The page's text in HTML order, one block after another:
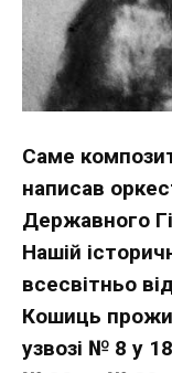
Саме
написав
Державного
Нашій
всесвітньо
Кошиць
узвозі № 8 у